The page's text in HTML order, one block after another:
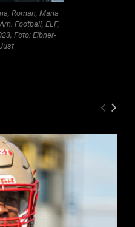
Roman, Maria
Football, ELF,
Foto: Eibner-